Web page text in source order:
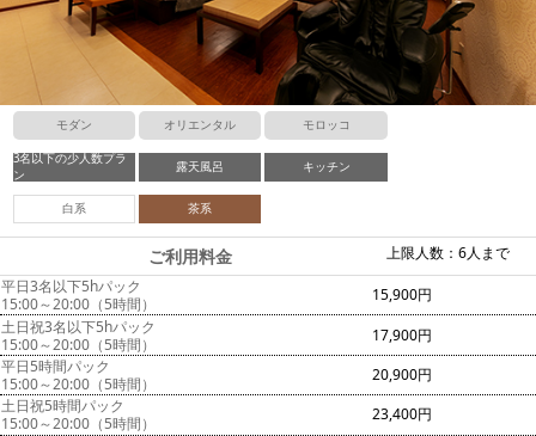
モダン オリエンタル モロッコ
3名以下の少人数プラ
ン
露天風呂 キッチン
白系 茶系
上限人数：6人まで
ご利用料金
平日3名以下5hパック
15:00～20:00（5時間）
15,900円
土日祝3名以下5hパック
15:00～20:00（5時間）
17,900円
平日5時間パック
15:00～20:00（5時間）
20,900円
土日祝5時間パック
15:00～20:00（5時間）
23,400円